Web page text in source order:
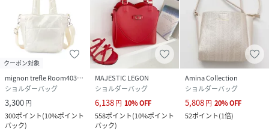
クーポン対象
mignon trefle Room403 selected
ショルダーバッグ
3,300円
300ポイント(10%ポイント
バック)
MAJESTIC LEGON
ショルダーバッグ
6,138円 10%OFF
558ポイント(10%ポイント
バック)
Amina Collection
ショルダーバッグ
5,808円 20%OFF
52ポイント(1倍)